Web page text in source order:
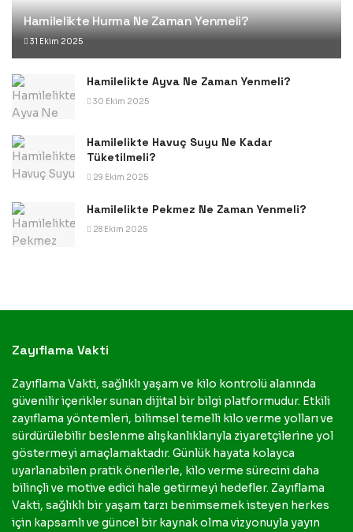
Hamilelikte Hurma Ne Zaman Yenmeli?
31 Ekim 2025
Hamilelikte Ayva Ne Zaman Yenmeli?
30 Ekim 2025
Hamilelikte Havuç Suyu Ne Kadar
Tüketilmeli?
29 Ekim 2025
Hamilelikte Pekmez Ne Zaman Yenmeli?
28 Ekim 2025
Zayıflama Vakti
Zayıflama Vakti, sağlıklı yaşam ve kilo kontrolü alanında
güvenilir içerikler sunan dijital bir bilgi platformudur. Etkili
zayıflama yöntemleri, bilimsel temelli kilo verme yolları ve
sürdürülebilir beslenme alışkanlıklarıyla ziyaretçilerine yol
göstermeyi amaçlamaktadır. Günlük hayata kolayca
uyarlanabilen pratik önerilerle, kilo verme sürecini daha
bilinçli ve motive edici hale getirmeyi hedefler. Zayıflama
Vakti, sağlıklı bir yaşam tarzı benimsemek isteyen herkes
için kapsamlı ve güncel bir kaynak olma vizyonuyla yayın